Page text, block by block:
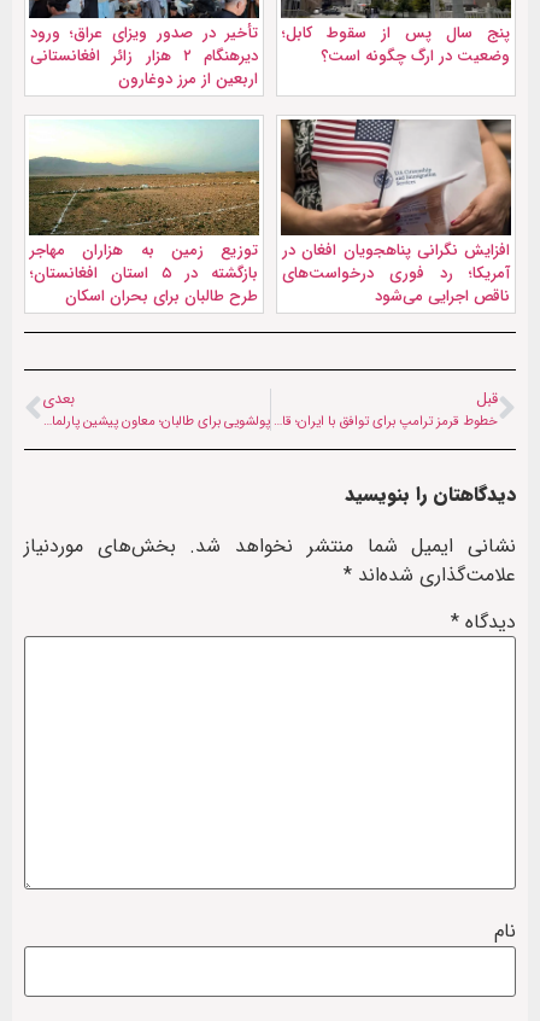
پنج سال پس از سقوط کابل؛
وضعیت در ارگ چگونه است؟
تأخیر در صدور ویزای عراق؛ ورود
دیرهنگام ۲ هزار زائر افغانستانی
اربعین از مرز دوغارون
افزایش نگرانی پناهجویان افغان در
آمریکا؛ رد فوری درخواست‌های
ناقص اجرایی می‌شود
توزیع زمین به هزاران مهاجر
بازگشته در ۵ استان افغانستان؛
طرح طالبان برای بحران اسکان
قبل
خطوط قرمز ترامپ برای توافق با ایران؛ قالیباف: امتیازات را با موشک می‌گیریم
بعدی
پولشویی برای طالبان؛ معاون پیشین پارلمان افغانستان در آمریکا بازداشت شد
دیدگاهتان را بنویسید
نشانی ایمیل شما منتشر نخواهد شد. بخش‌های موردنیاز
علامت‌گذاری شده‌اند *
دیدگاه *
نام